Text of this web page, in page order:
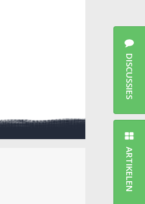
DISCUSSIES
ARTIKELEN